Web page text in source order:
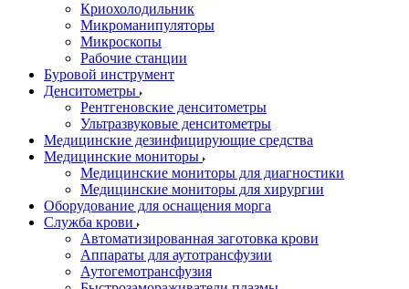
Криохолодильник
Микроманипуляторы
Микроскопы
Рабочие станции
Буровой инструмент
Денситометры
Рентгеновские денситометры
Ультразвуковые денситометры
Медицинские дезинфицирующие средства
Медицинские мониторы
Медицинские мониторы для диагностики
Медицинские мониторы для хирургии
Оборудование для оснащения морга
Служба крови
Автоматизированная заготовка крови
Аппараты для аутотрансфузии
Аутогемотрансфузия